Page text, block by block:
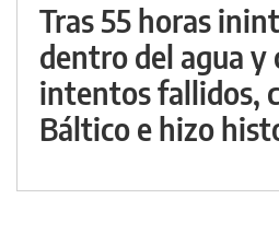
Tras 55 horas
dentro del agua y
intentos fallidos,
Báltico e hizo